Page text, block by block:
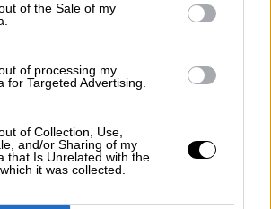
of the Sale of my
of processing my
for Targeted Advertising.
of Collection, Use,
and/or Sharing of my
that Is Unrelated with the
it was collected.